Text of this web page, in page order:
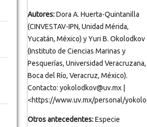
Autores:Dora A. Huerta-Quintanilla
(CINVESTAV-IPN, Unidad Mérida,
Yucatán, México) y Yuri B. Okolodkov
(Instituto de Ciencias Marinas y
Pesquerías, Universidad Veracruzana,
Boca del Río, Veracruz, México).
Contacto: yokolodkov@uv.mx |
<https://www.uv.mx/personal/
Otros antecedentes:Especie